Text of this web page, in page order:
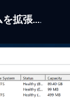
拡張....